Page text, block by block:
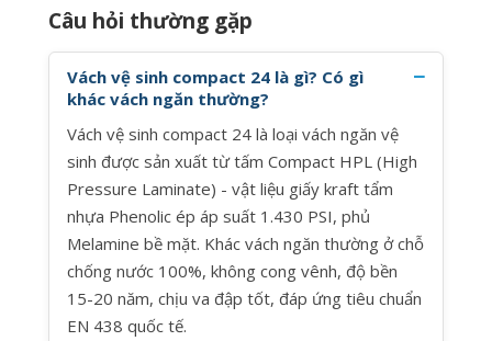
Câu hỏi thường gặp
Vách vệ sinh compact 24 là gì? Có gì
khác vách ngăn thường?
Vách vệ sinh compact 24 là loại vách ngăn vệ
sinh được sản xuất từ tấm Compact HPL (High
Pressure Laminate) - vật liệu giấy kraft tẩm
nhựa Phenolic ép áp suất 1.430 PSI, phủ
Melamine bề mặt. Khác vách ngăn thường ở chỗ
chống nước 100%, không cong vênh, độ bền
15-20 năm, chịu va đập tốt, đáp ứng tiêu chuẩn
EN 438 quốc tế.